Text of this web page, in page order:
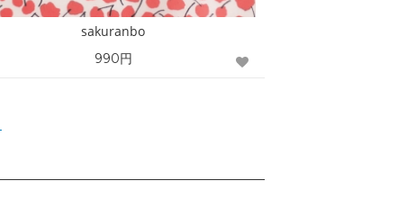
sakuranbo
990円